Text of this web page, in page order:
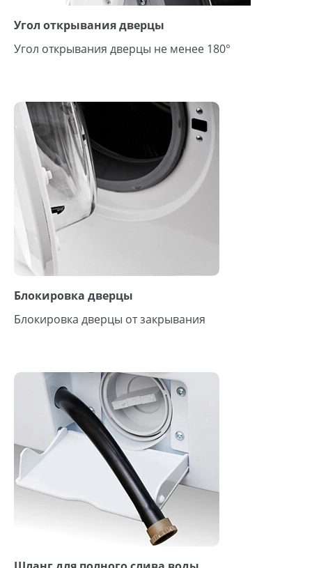
Угол открывания дверцы
Угол открывания дверцы не менее 180°
Блокировка дверцы
Блокировка дверцы от закрывания